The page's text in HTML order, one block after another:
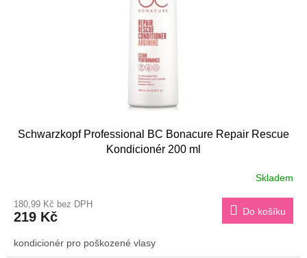
Schwarzkopf Professional BC Bonacure Repair Rescue
Kondicionér 200 ml
Skladem
180,99 Kč bez DPH
219 Kč Do košíku
kondicionér pro poškozené vlasy